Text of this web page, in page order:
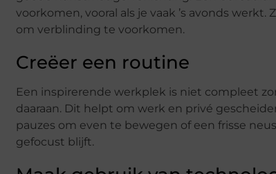
voorkomen, vooral als je vaak ’s avonds
om verblinding te voorkomen.
Creëer een routine
Een inspirerende werkplek is niet compleet
daaraan. Dit helpt om werk en privé
pauzes om even te bewegen of een frisse
gefocust blijft.